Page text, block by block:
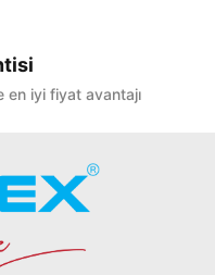
en iyi fiyat avantajı